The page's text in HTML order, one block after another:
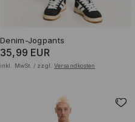
Denim-Jogpants
35,99 EUR
inkl. MwSt. / zzgl. Versandkosten